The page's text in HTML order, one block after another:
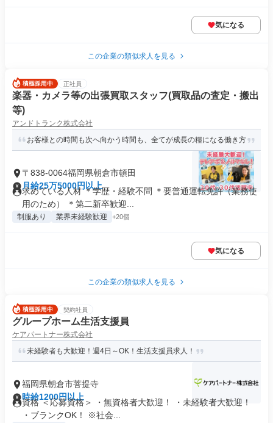
気になる
この企業の類似求人を見る
正社員
楽器・カメラ等の出張買取スタッフ(買取品の査定・搬出
等)
アンドトランク株式会社
お客様との時間も次へ向かう時間も、全てが成長の糧になる働き方
〒838-0064福岡県朝倉市頓田
月給25万5000円以上
求めている人材 ＊学歴・経験不問 ＊要普通運転免許（業務使
用のため） ＊第二新卒歓迎...
制服あり 業界未経験歓迎 +20個
気になる
この企業の類似求人を見る
契約社員
グループホーム生活支援員
ケアパートナー株式会社
未経験者も大歓迎！週4日～OK！生活支援員求人！
福岡県朝倉市菩提寺
時給1200円以上
資格 ＜応募資格＞ ・無資格者大歓迎！ ・未経験者大歓迎！
・ブランクOK！ ※社会...